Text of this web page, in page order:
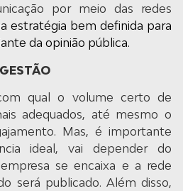
por meio das redes
estratégia bem definida para
da opinião pública.
qual o volume certo de
adequados, até mesmo o
Mas, é importante
ideal, vai depender do
se encaixa e a rede
será publicado. Além disso,